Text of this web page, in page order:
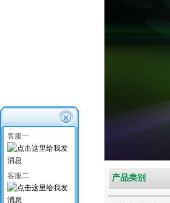
客服一
客服二 产品类别